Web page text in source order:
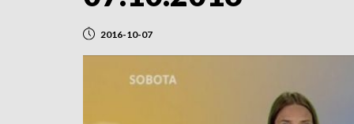
2016-10-07